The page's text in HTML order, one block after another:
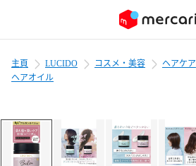
主頁 LUCIDO コスメ・美容 ヘアケア
ヘアオイル